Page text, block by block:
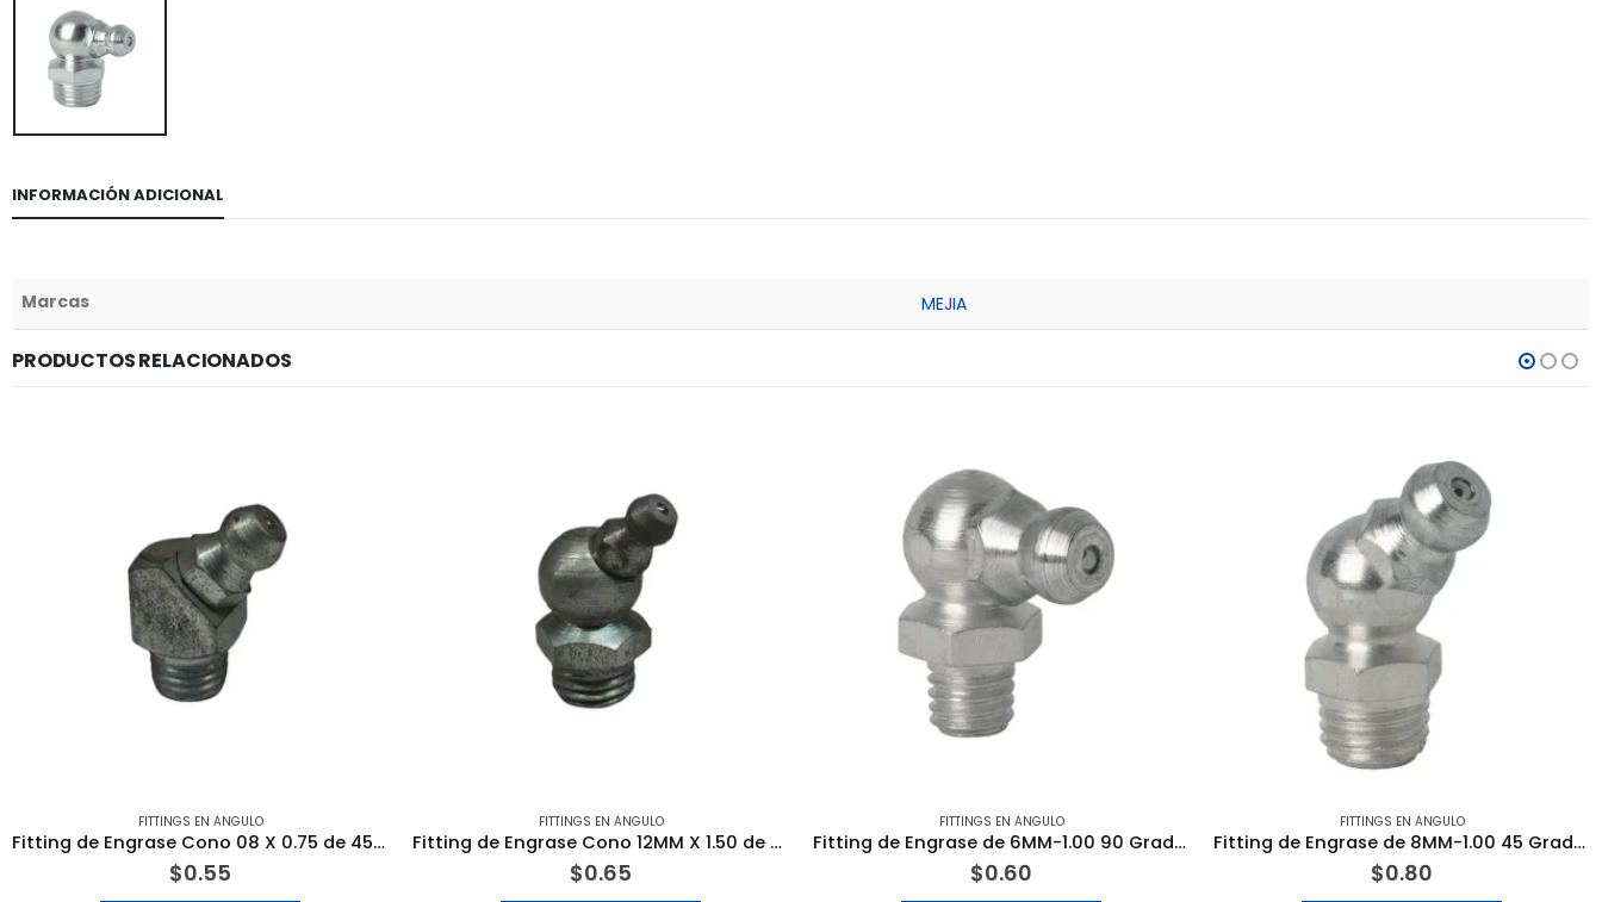
INFORMACIÓN ADICIONAL
Marcas MEJIA
PRODUCTOS RELACIONADOS
FITTINGS EN ANGULO
Fitting de Engrase Cono 08 X 0.75 de 45 Grados. ALBERT MEISSNER & SOHN
$0.55
FITTINGS EN ANGULO
Fitting de Engrase Cono 12MM X 1.50 de 45 Grados. ALBERT MEISSNER & SOHN
$0.65
FITTINGS EN ANGULO
Fitting de Engrase de 6MM-1.00 90 Grados. MEJIA
$0.60
FITTINGS EN ANGULO
Fitting de Engrase de 8MM-1.00 45 Grados. MEJIA
$0.80